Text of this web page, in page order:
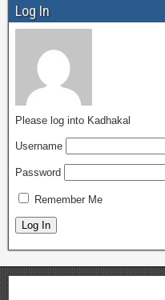
Log In
Please log into Kadhakal
Username
Password
Remember Me